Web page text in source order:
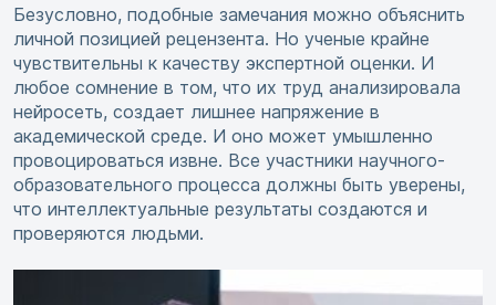
Безусловно, подобные замечания можно объяснить
личной позицией рецензента. Но ученые крайне
чувствительны к качеству экспертной оценки. И
любое сомнение в том, что их труд анализировала
нейросеть, создает лишнее напряжение в
академической среде. И оно может умышленно
провоцироваться извне. Все участники научного-
образовательного процесса должны быть уверены,
что интеллектуальные результаты создаются и
проверяются людьми.